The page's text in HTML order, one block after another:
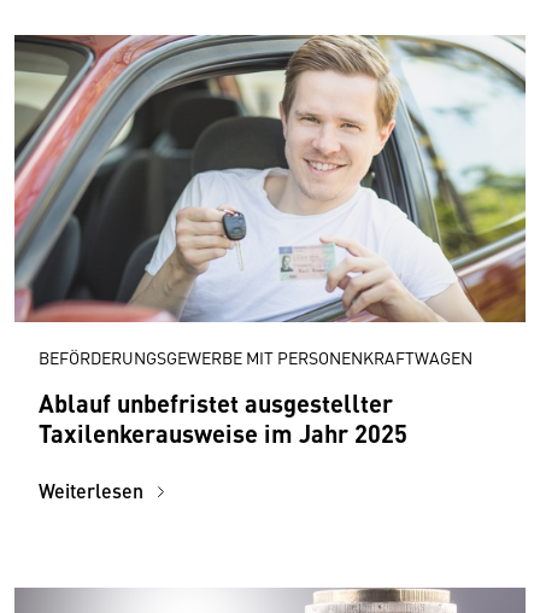
BEFÖRDERUNGSGEWERBE MIT PERSONENKRAFTWAGEN
Ablauf unbefristet aus­ge­stellter
Taxilenker­aus­weise im Jahr 2025
Weiterlesen